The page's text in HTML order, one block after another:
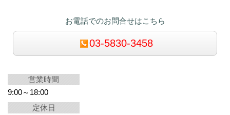
お電話でのお問合せはこちら
03-5830-3458
営業時間
9:00～18:00
定休日